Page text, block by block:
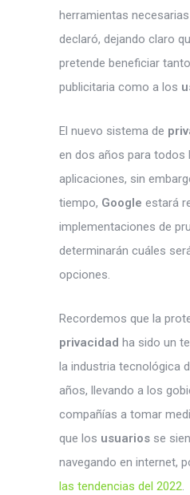
herramientas
declaró, dejando claro
pretende beneficiar
publicitaria como a los
El nuevo sistema de
en dos años para todos
aplicaciones, sin
tiempo, Google estará
implementaciones de
determinarán cuáles
opciones.
Recordemos que la
privacidad ha sido un
la industria tecnológica
años, llevando a los
compañías a tomar
que los usuarios se
navegando en internet,
las tendencias del 2022.